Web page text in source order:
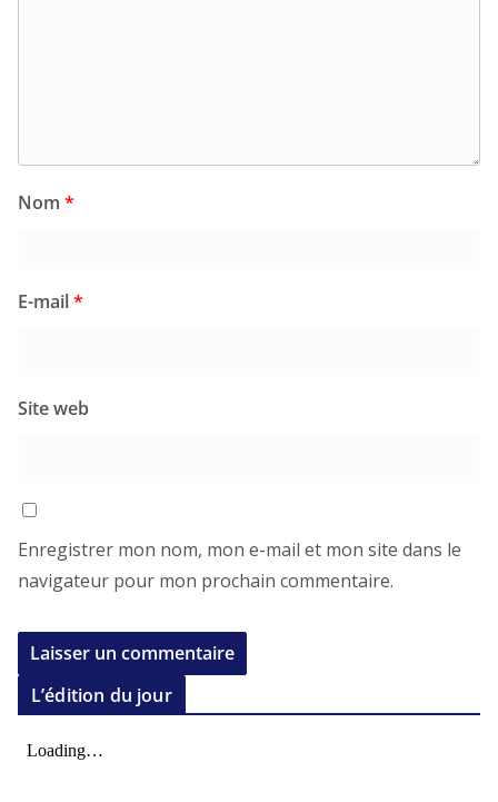
Nom *
E-mail*
Site web
Enregistrer mon nom, mon e-mail et mon site dans le
navigateur pour mon prochain commentaire.
L’édition du jour